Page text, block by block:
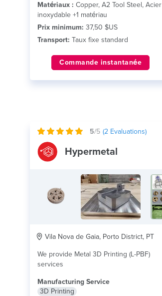
Matériaux : Copper, A2 Tool Steel, Acier
inoxydable +1 matériau
Prix minimum: 37,50 $US
Transport: Taux fixe standard
Commande instantanée
5/5 (2 Evaluations)
Hypermetal
Vila Nova de Gaia, Porto District, PT
We provide Metal 3D Printing (L-PBF)
services
Manufacturing Service
3D Printing